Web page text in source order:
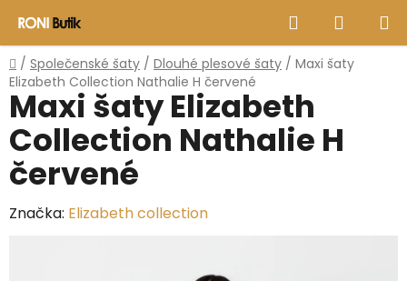
obsah
Hledat
KOŠÍK
Domů
/ Společenské šaty / Dlouhé plesové šaty / Maxi šaty
Elizabeth Collection Nathalie H červené
Maxi šaty Elizabeth
Collection Nathalie H
červené
Značka: Elizabeth collection